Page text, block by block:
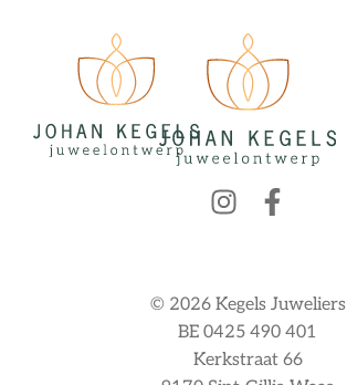
© 2026 Kegels Juweliers
BE 0425 490 401
Kerkstraat 66